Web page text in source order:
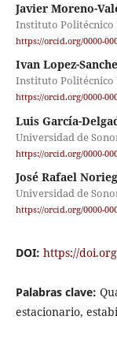
Javier Moreno-
Instituto Politécnico
https://orcid.org/0000-
Ivan Lopez-
Instituto Politécnico
https://orcid.org/0000-
Luis García-
Universidad de
https://orcid.org/0000-
José Rafael
Universidad de
https://orcid.org/0000-
DOI: https://
Palabras clave:
estacionario,